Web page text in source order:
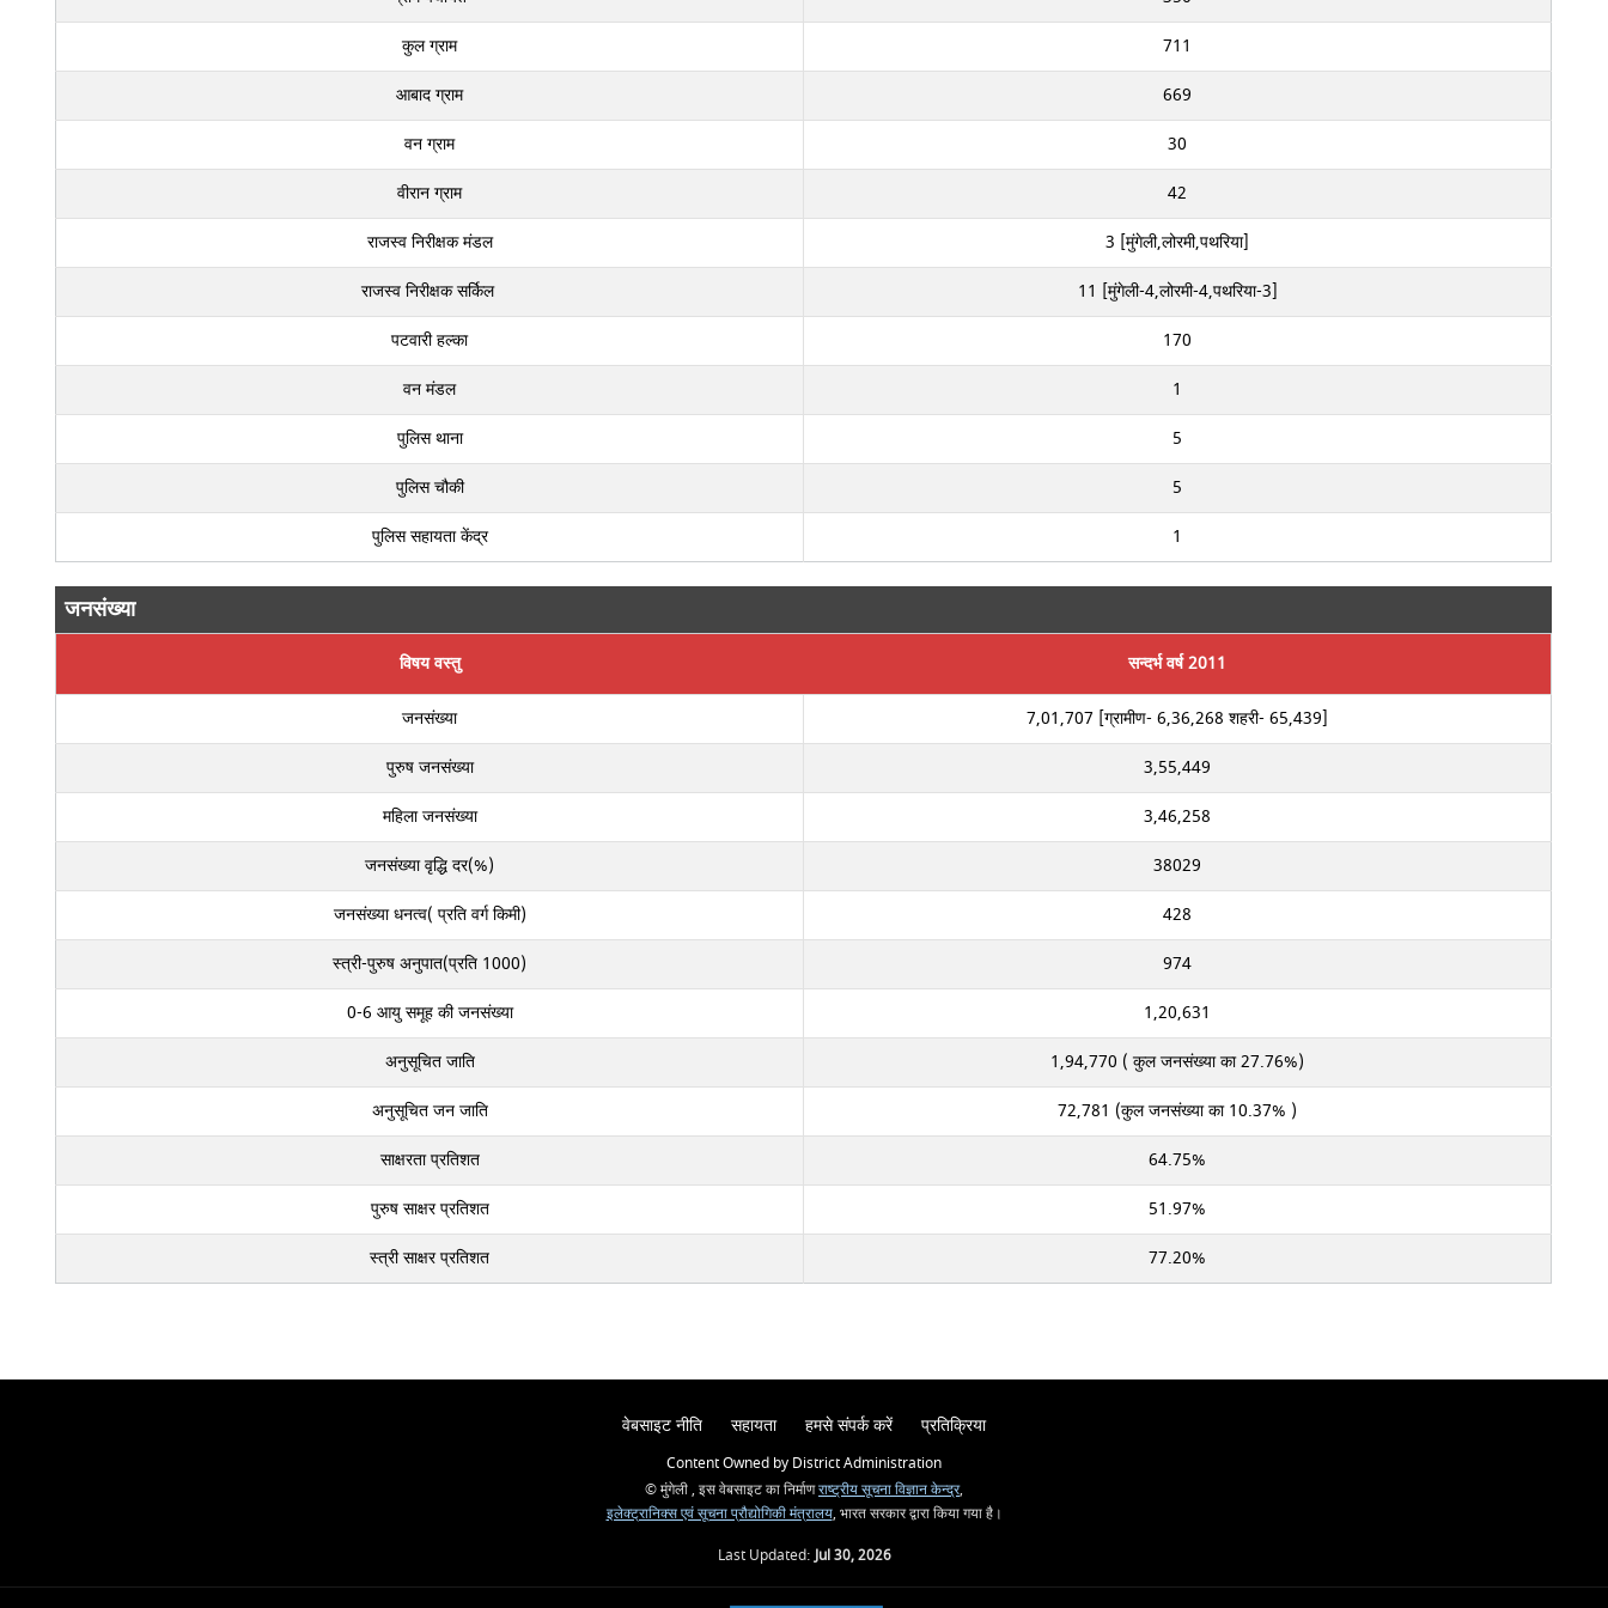
कुल ग्राम
711
आबाद ग्राम
669
वन ग्राम
30
वीरान ग्राम
42
राजस्व निरीक्षक मंडल
3 [मुंगेली,लोरमी,पथरिया]
राजस्व निरीक्षक सर्किल
11 [मुंगेली-4,लोरमी-4,पथरिया-3]
पटवारी हल्का
170
वन मंडल
1
पुलिस थाना
5
पुलिस चौकी
5
पुलिस सहायता केंद्र
1
जनसंख्या
विषय वस्तु सन्दर्भ वर्ष 2011
जनसंख्या
7,01,707 [ग्रामीण- 6,36,268 शहरी- 65,439]
पुरुष जनसंख्या
3,55,449
महिला जनसंख्या
3,46,258
जनसंख्या वृद्धि दर(%)
38029
जनसंख्या धनत्व( प्रति वर्ग किमी)
428
स्त्री-पुरुष अनुपात(प्रति 1000)
974
0-6 आयु समूह की जनसंख्या
1,20,631
अनुसूचित जाति
1,94,770 ( कुल जनसंख्या का 27.76%)
अनुसूचित जन जाति
72,781 (कुल जनसंख्या का 10.37% )
साक्षरता प्रतिशत
64.75%
पुरुष साक्षर प्रतिशत
51.97%
स्त्री साक्षर प्रतिशत
77.20%
वेबसाइट नीति सहायता हमसे संपर्क करें प्रतिक्रिया
Content Owned by District Administration
© मुंगेली , इस वेबसाइट का निर्माणराष्ट्रीय सूचना विज्ञान केन्द्र,
इलेक्ट्रानिक्स एवं सूचना प्रौद्योगिकी मंत्रालय, भारत सरकार द्वारा किया गया है।
Last Updated:Jul 30, 2026